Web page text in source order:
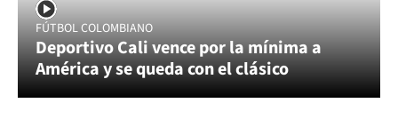
FÚTBOL COLOMBIANO
Deportivo Cali vence por la mínima a
América y se queda con el clásico